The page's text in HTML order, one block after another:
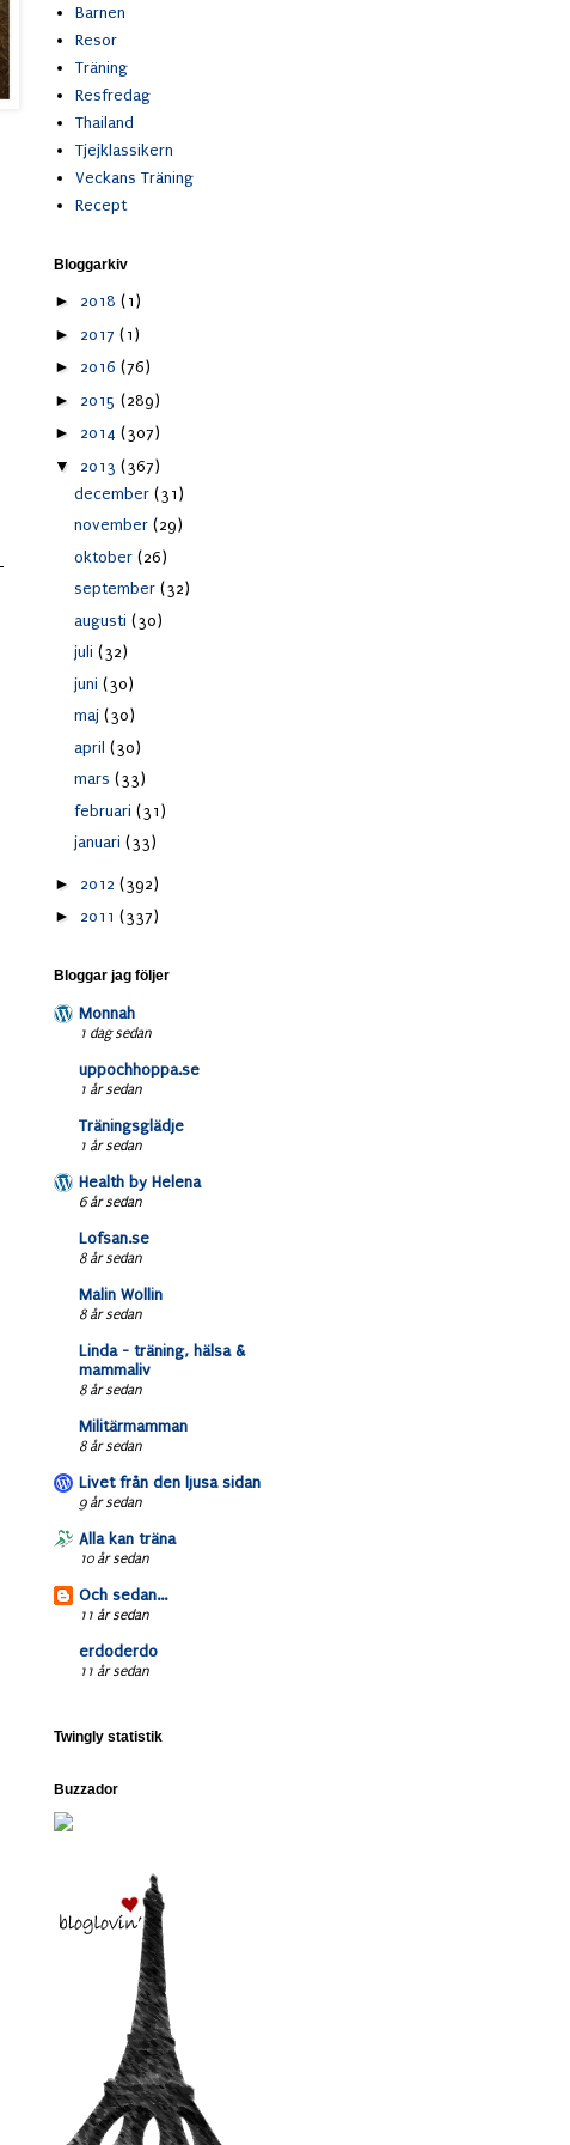
Barnen
Resor
Träning
Resfredag
Thailand
Tjejklassikern
Veckans Träning
Recept
Bloggarkiv
► 2018 (1)
► 2017 (1)
► 2016 (76)
► 2015 (289)
► 2014 (307)
▼ 2013 (367)
december (31)
november (29)
oktober (26)
september (32)
augusti (30)
juli (32)
juni (30)
maj (30)
april (30)
mars (33)
februari (31)
januari (33)
► 2012 (392)
► 2011 (337)
Bloggar jag följer
Monnah
1 dag sedan
uppochhoppa.se
1 år sedan
Träningsglädje
1 år sedan
Health by Helena
6 år sedan
Lofsan.se
8 år sedan
Malin Wollin
8 år sedan
Linda - träning, hälsa &
mammaliv
8 år sedan
Militärmamman
8 år sedan
Livet från den ljusa sidan
9 år sedan
Alla kan träna
10 år sedan
Och sedan...
11 år sedan
erdoderdo
11 år sedan
Twingly statistik
Buzzador